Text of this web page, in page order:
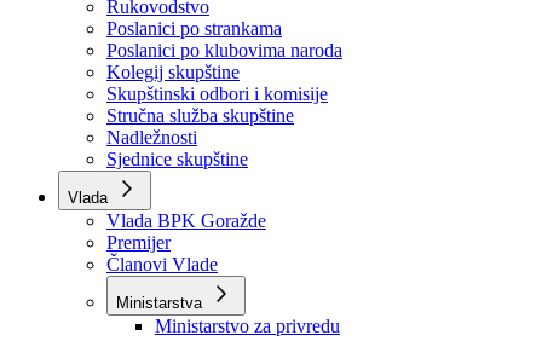
Skupština
Skupština BPK Goražde
Rukovodstvo
Poslanici po strankama
Poslanici po klubovima naroda
Kolegij skupštine
Skupštinski odbori i komisije
Stručna služba skupštine
Nadležnosti
Sjednice skupštine
Vlada
Vlada BPK Goražde
Premijer
Članovi Vlade